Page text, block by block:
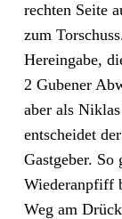
rechten Seite
zum
Hereingabe,
2 Gubener
aber als
entscheidet
Gastgeber.
Wiederanpfiff
Weg am